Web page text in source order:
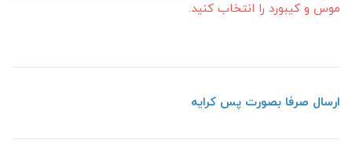
موس و کیبورد را انتخاب کنید.
ارسال صرفا بصورت پس کرایه